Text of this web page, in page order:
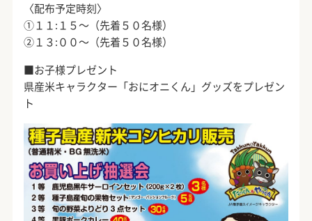
〈配布予定時刻〉
①１１:１５～（先着５０名様）
②１３:００～（先着５０名様）
■お子様プレゼント
県産米キャラクター「おにオニくん」グッズをプレゼン
ト